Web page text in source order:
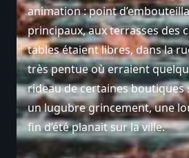
animation : point
principaux, aux terrasses des
tables étaient libres, dans la
très pentue où erraient
rideau de certaines boutiques
un lugubre grincement, une
fin d’été planait sur la ville.